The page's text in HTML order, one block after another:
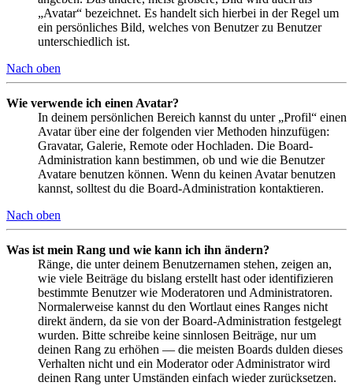
„Avatar“ bezeichnet. Es handelt sich hierbei in der Regel um
ein persönliches Bild, welches von Benutzer zu Benutzer
unterschiedlich ist.
Nach oben
Wie verwende ich einen Avatar?
In deinem persönlichen Bereich kannst du unter „Profil“ einen
Avatar über eine der folgenden vier Methoden hinzufügen:
Gravatar, Galerie, Remote oder Hochladen. Die Board-
Administration kann bestimmen, ob und wie die Benutzer
Avatare benutzen können. Wenn du keinen Avatar benutzen
kannst, solltest du die Board-Administration kontaktieren.
Nach oben
Was ist mein Rang und wie kann ich ihn ändern?
Ränge, die unter deinem Benutzernamen stehen, zeigen an,
wie viele Beiträge du bislang erstellt hast oder identifizieren
bestimmte Benutzer wie Moderatoren und Administratoren.
Normalerweise kannst du den Wortlaut eines Ranges nicht
direkt ändern, da sie von der Board-Administration festgelegt
wurden. Bitte schreibe keine sinnlosen Beiträge, nur um
deinen Rang zu erhöhen — die meisten Boards dulden dieses
Verhalten nicht und ein Moderator oder Administrator wird
deinen Rang unter Umständen einfach wieder zurücksetzen.